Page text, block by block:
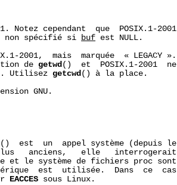
Notez cependant  que  POSIX.1-2001
non spécifié si buf est NULL.
2001,  mais  marquée  « LEGACY ».
de
getwd()  et  POSIX.1-2001  ne
Utilisez getcwd() à la place.
GNU.
()  est  un  appel système (depuis le
anciens,   elle   interrogerait
et le système de fichiers proc sont
est  utilisée.  Dans  ce  cas
EACCES sous Linux.